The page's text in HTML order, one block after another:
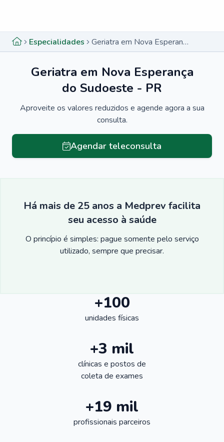
Especialidades Geriatra em Nova Esperança do Sudoeste - PR
Geriatra em Nova Esperança
do Sudoeste - PR
Aproveite os valores reduzidos e agende agora a sua
consulta.
Agendar teleconsulta
Há mais de 25 anos a Medprev facilita
seu acesso à saúde
O princípio é simples: pague somente pelo serviço
utilizado, sempre que precisar.
+100
unidades físicas
+3 mil
clínicas e postos de
coleta de exames
+19 mil
profissionais parceiros